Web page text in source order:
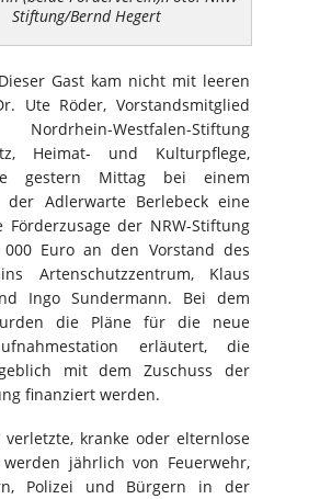
Stiftung/Bernd Hegert
Dieser Gast kam nicht mit leeren
Ute Röder, Vorstandsmitglied
Westfalen-Stiftung
Heimat- und Kulturpflege,
gestern Mittag bei einem
der Adlerwarte Berlebeck eine
Förderzusage der NRW-Stiftung
Euro an den Vorstand des
Artenschutzzentrum, Klaus
Ingo Sundermann. Bei dem
die Pläne für die neue
erläutert, die
mit dem Zuschuss der
finanziert werden.
verletzte, kranke oder elternlose
werden jährlich von Feuerwehr,
Polizei und Bürgern in der